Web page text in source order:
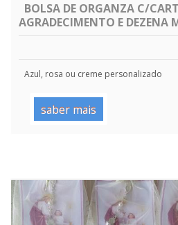
BOLSA DE ORGANZA C/
AGRADECIMENTO E DEZENA
Azul, rosa ou creme personalizado
saber mais